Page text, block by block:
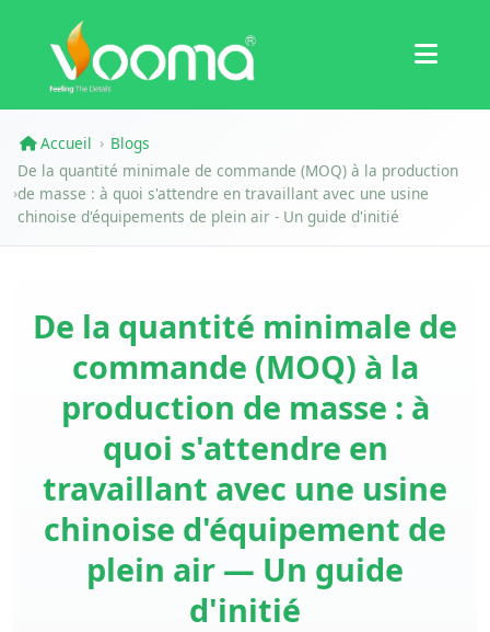
Certifications
Étude de cas
Accueil › Blogs
›
De la quantité minimale de commande (MOQ) à la production
de masse : à quoi s'attendre en travaillant avec une usine
chinoise d'équipements de plein air - Un guide d'initié
De la quantité minimale de
commande (MOQ) à la
production de masse : à
quoi s'attendre en
travaillant avec une usine
chinoise d'équipement de
plein air — Un guide
d'initié